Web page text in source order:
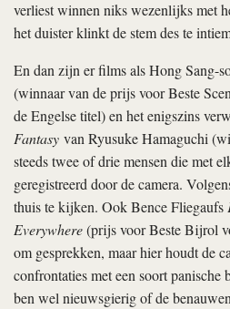
verliest winnen niks wezenlijks met
het duister klinkt de stem des te
En dan zijn er films als Hong Sang-
(winnaar van de prijs voor Beste
de Engelse titel) en het enigszins
Fantasy van Ryusuke Hamaguchi
steeds twee of drie mensen die met
geregistreerd door de camera.
thuis te kijken. Ook Bence Fliegaufs
Everywhere(prijs voor Beste Bijrol
om gesprekken, maar hier houdt de
confrontaties met een soort
ben wel nieuwsgierig of de